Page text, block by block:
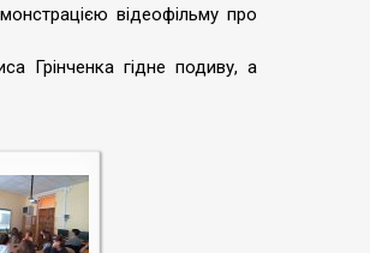
відеофільму про
Грінченка гідне подиву, а